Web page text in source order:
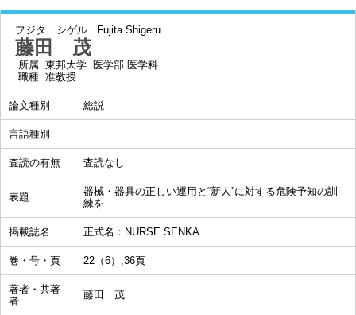
フジタ シゲル Fujita Shigeru
藤田 茂
所属 東邦大学 医学部 医学科
職種 准教授
論文種別 総説
言語種別
査読の有無 査読なし
表題
器械・器具の正しい運用と“新人”に対する危険予知の訓
練を
掲載誌名 正式名：NURSE SENKA
巻・号・頁 22（6）,36頁
著者・共著
者
藤田 茂